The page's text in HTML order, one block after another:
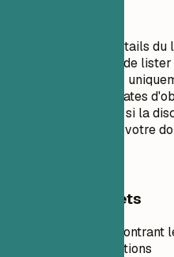
N'incluez pas les détails
universitaire. Évitez de
suivis ; sélectionnez
N'indiquez pas les dates
plusieurs décennies si la
préoccupation dans votre
Exemples concrets
Exemple pratique montrant
faire' pour les formations